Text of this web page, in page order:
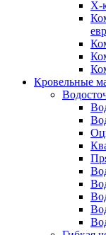
Х-
Кровельные